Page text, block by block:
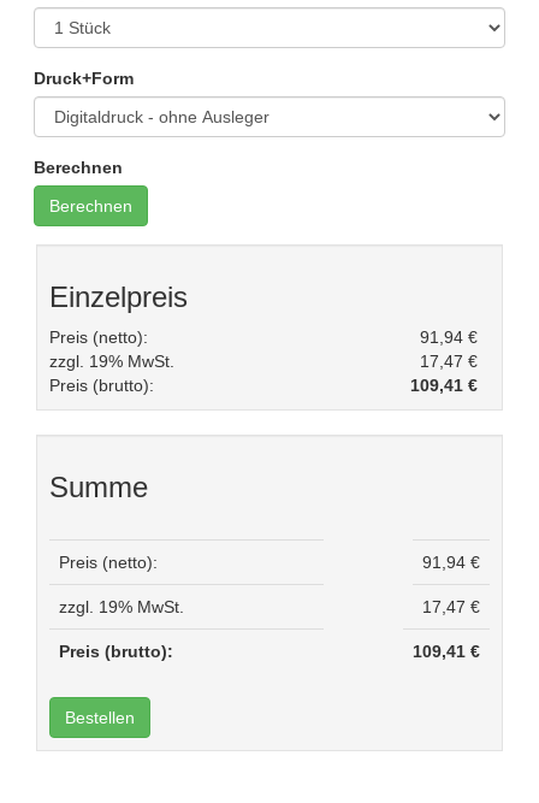
Druck+Form
Berechnen
Einzelpreis
Preis (netto):
91,94 €
zzgl. 19% MwSt.
17,47 €
Preis (brutto):
109,41 €
Summe
Preis (netto): 91,94 €
zzgl. 19% MwSt. 17,47 €
Preis (brutto): 109,41 €